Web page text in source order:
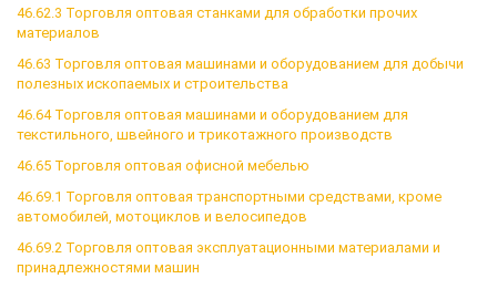
46.62.3 Торговля оптовая станками для обработки прочих
материалов
46.63 Торговля оптовая машинами и оборудованием для добычи
полезных ископаемых и строительства
46.64 Торговля оптовая машинами и оборудованием для
текстильного, швейного и трикотажного производств
46.65 Торговля оптовая офисной мебелью
46.69.1 Торговля оптовая транспортными средствами, кроме
автомобилей, мотоциклов и велосипедов
46.69.2 Торговля оптовая эксплуатационными материалами и
принадлежностями машин